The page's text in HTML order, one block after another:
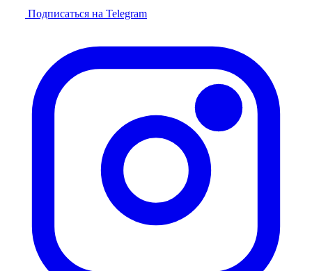
Подписаться на Telegram